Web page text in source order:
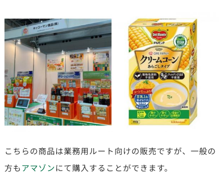
こちらの商品は業務用ルート向けの販売ですが、一般の
方も アマゾンにて購入することができます。